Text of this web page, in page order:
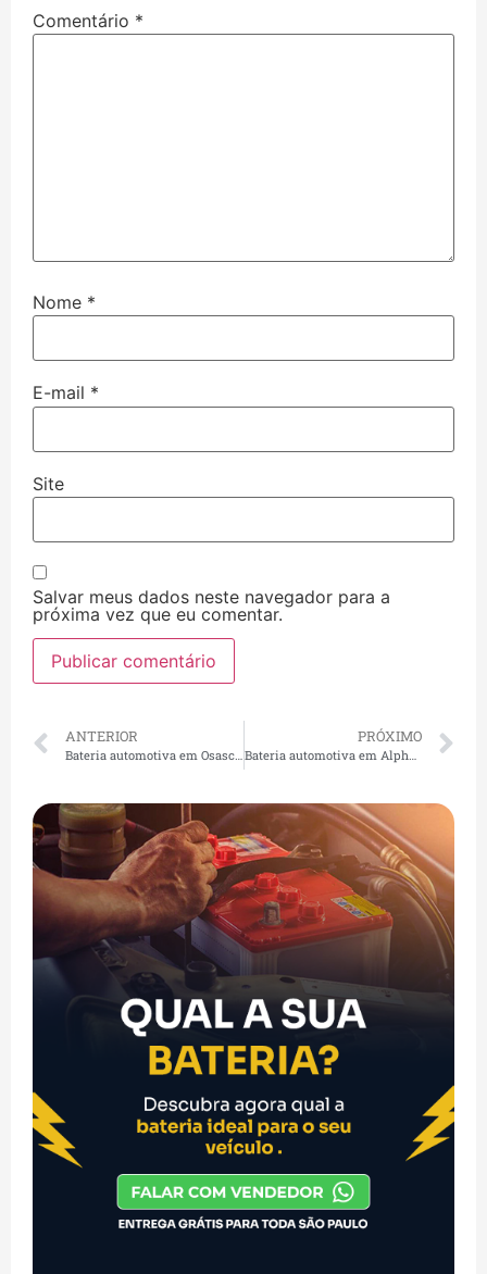
Comentário *
Nome *
E-mail *
Site
Salvar meus dados neste navegador para a
próxima vez que eu comentar.
ANTERIOR
Bateria automotiva em Osasco | Loja de bateria Moura, Heliar, entrega rápida 24h em Osasco
PRÓXIMO
Bateria automotiva em Alphaville | Loja de bateria Moura, Heliar, entrega rápida 24h em Alphaville Barueri